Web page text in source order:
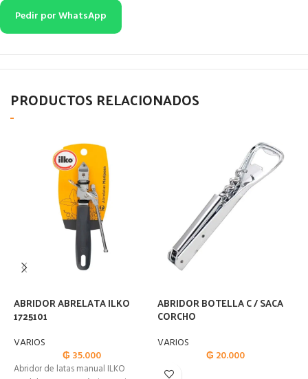
Pedir por WhatsApp
PRODUCTOS RELACIONADOS
ABRIDOR ABRELATA ILKO
1725101
VARIOS
₲ 35.000
Abridor de latas manual ILKO
ABRIDOR BOTELLA C / SACA
CORCHO
VARIOS
₲ 20.000